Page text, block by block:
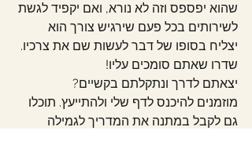
שהוא יפספס וזה לא נורא, ואם יקפיד לגשת
לשירותים בכל פעם שירגיש צורך הוא
יצליח בסופו של דבר לעשות שם את צרכיו.
שדרו שאתם סומכים עליו!
יצאתם לדרך ונתקלתם בקשיים?
מוזמנים להיכנס לדף שלי ולהתייעץ. תוכלו
גם לקבל במתנה את המדריך לגמילה